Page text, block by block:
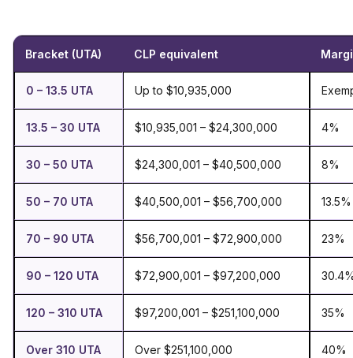
Bracket (UTA) CLP equivalent
0 – 13.5 UTA Up to $10,935,000
13.5 – 30 UTA $10,935,001 – $24,300,000 4%
30 – 50 UTA $24,300,001 – $40,500,000 8%
50 – 70 UTA $40,500,001 – $56,700,000 13.5%
70 – 90 UTA $56,700,001 – $72,900,000 23%
90 – 120 UTA $72,900,001 – $97,200,000
120 – 310 UTA $97,200,001 – $251,100,000 35%
Over 310 UTA Over $251,100,000 40%